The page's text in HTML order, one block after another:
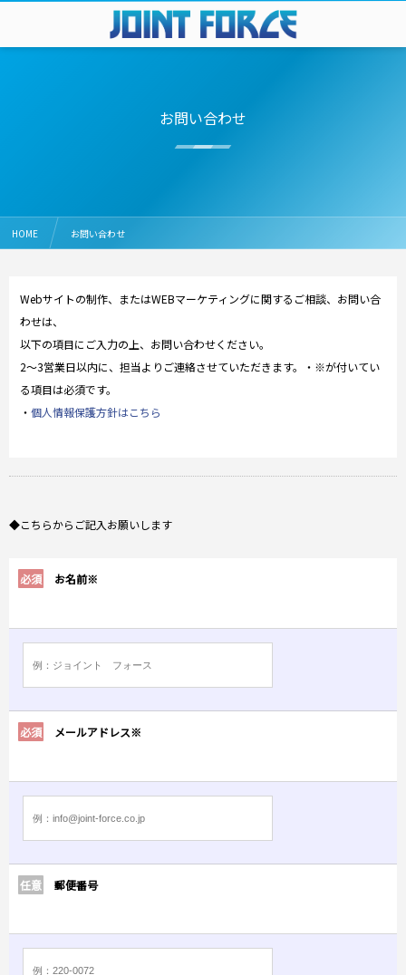
お問い合わせ
HOME お問い合わせ
Webサイトの制作、またはWEBマーケティングに関するご相談、お問い合
わせは、
以下の項目にご入力の上、お問い合わせください。
2～3営業日以内に、担当よりご連絡させていただきます。・※が付いてい
る項目は必須です。
・ 個人情報保護方針はこちら
◆こちらからご記入お願いします
必須 お名前※
必須 メールアドレス※
任意 郵便番号